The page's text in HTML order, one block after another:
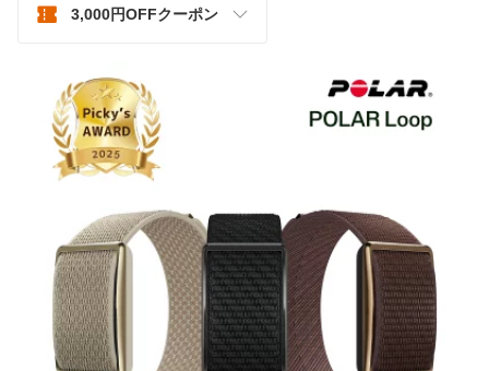
3,000円OFFクーポン